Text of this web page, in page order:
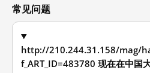
常见问题
http://210.244.31.158/mag/
f_ART_ID=483780 现在在中国